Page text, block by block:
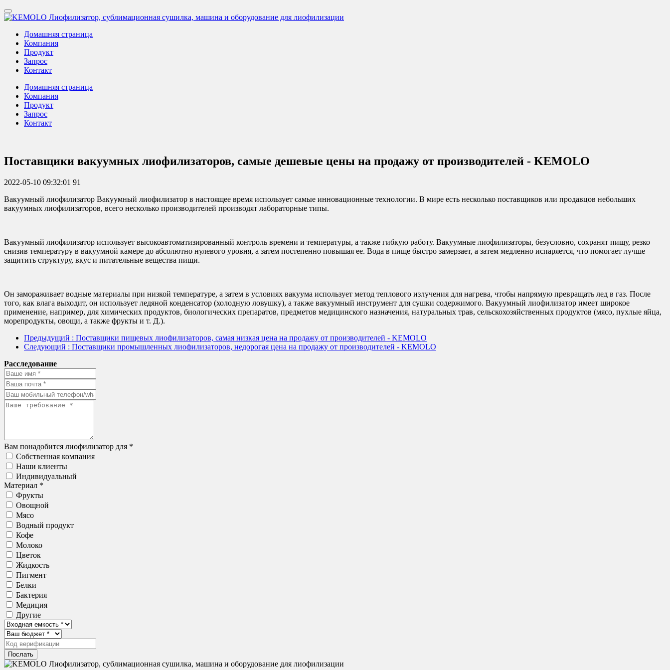
Домашняя страница
Компания
Продукт
Запрос
Контакт
Домашняя страница
Компания
Продукт
Запрос
Контакт
Поставщики вакуумных лиофилизаторов, самые дешевые цены на продажу от производителей - KEMOLO
2022-05-10 09:32:01 91
Вакуумный лиофилизатор Вакуумный лиофилизатор в настоящее время использует самые инновационные технологии. В мире есть несколько поставщиков или продавцов небольших
вакуумных лиофилизаторов, всего несколько производителей производят лабораторные типы.
Вакуумный лиофилизатор использует высокоавтоматизированный контроль времени и температуры, а также гибкую работу. Вакуумные лиофилизаторы, безусловно, сохранят пищу, резко
снизив температуру в вакуумной камере до абсолютно нулевого уровня, а затем постепенно повышая ее. Вода в пище быстро замерзает, а затем медленно испаряется, что помогает лучше
защитить структуру, вкус и питательные вещества пищи.
Он замораживает водные материалы при низкой температуре, а затем в условиях вакуума использует метод теплового излучения для нагрева, чтобы напрямую превращать лед в газ. После
того, как влага выходит, он использует ледяной конденсатор (холодную ловушку), а также вакуумный инструмент для сушки содержимого. Вакуумный лиофилизатор имеет широкое
применение, например, для химических продуктов, биологических препаратов, предметов медицинского назначения, натуральных трав, сельскохозяйственных продуктов (мясо, пухлые яйца,
морепродукты, овощи, а также фрукты и т. Д.).
Предыдущий : Поставщики пищевых лиофилизаторов, самая низкая цена на продажу от производителей - KEMOLO
Следующий : Поставщики промышленных лиофилизаторов, недорогая цена на продажу от производителей - KEMOLO
Расследование
Вам понадобится лиофилизатор для *
Собственная компания
Наши клиенты
Индивидуальный
Материал *
Фрукты
Овощной
Мясо
Водный продукт
Кофе
Молоко
Цветок
Жидкость
Пигмент
Белки
Бактерия
Медиция
Другие
Послать